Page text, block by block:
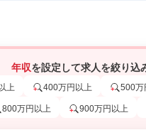
年収を設定して求人を絞り込
上 400万円以上 500万
800万円以上 900万円以上